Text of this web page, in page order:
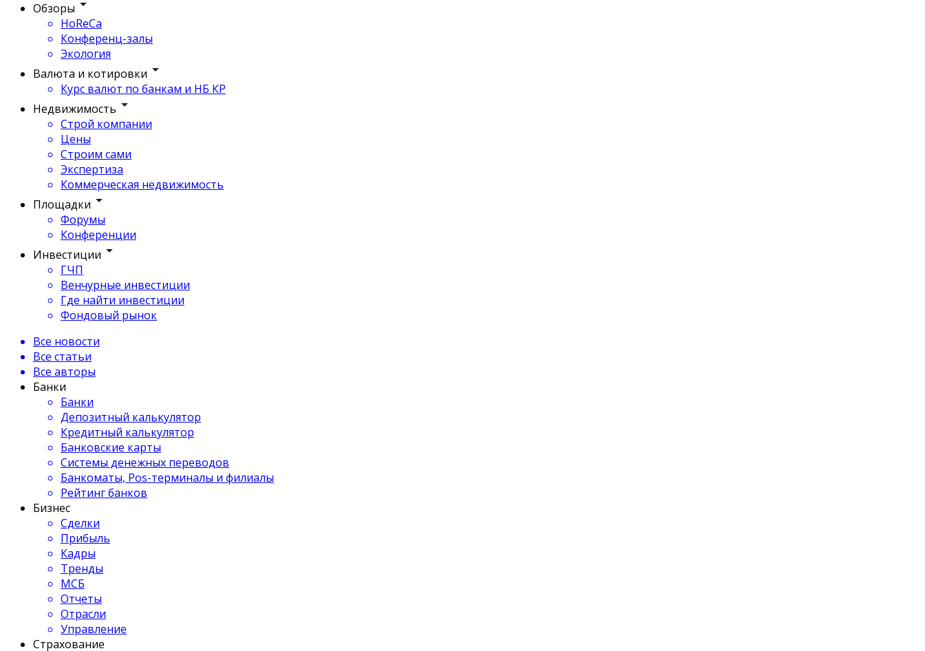
Обзоры
HoReCa
Конференц-залы
Экология
Валюта и котировки
Курс валют по банкам и НБ КР
Недвижимость
Строй компании
Цены
Строим сами
Экспертиза
Коммерческая недвижимость
Площадки
Форумы
Конференции
Инвестиции
ГЧП
Венчурные инвестиции
Где найти инвестиции
Фондовый рынок
Все новости
Все статьи
Все авторы
Банки
Банки
Депозитный калькулятор
Кредитный калькулятор
Банковские карты
Системы денежных переводов
Банкоматы, Pos-терминалы и филиалы
Рейтинг банков
Бизнес
Сделки
Прибыль
Кадры
Тренды
МСБ
Отчеты
Отрасли
Управление
Страхование